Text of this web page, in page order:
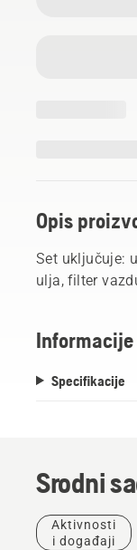
Opis
Set uključuje:
ulja, filter
Specifikacije
Srodni
Aktivnosti
i događaji